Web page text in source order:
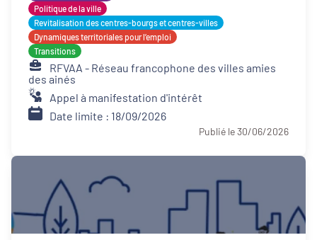
Politique de la ville
Revitalisation des centres-bourgs et centres-villes
Dynamiques territoriales pour l’emploi
Transitions
RFVAA - Réseau francophone des villes amies
des ainés
Appel à manifestation d'intérêt
Date limite : 18/09/2026
Publié le 30/06/2026